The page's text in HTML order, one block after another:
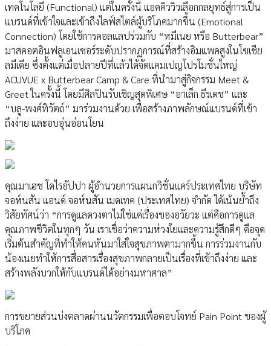
เทคโนโลยี (Functional) แต่ในครั้งนี้ แอคคิววิวเลือกกลยุทธ์สู่การเป็น
แบรนด์ที่เข้าใจและเข้าถึงไลฟ์สไตล์ผู้บริโภคมากขึ้น (Emotional
Connection) โดยใช้การคอลแลปร่วมกับ “หมีเนย หรือ Butterbear”
มาสคอตอินฟลูเอนเซอร์ระดับปรากฏการณ์ที่สร้างอิมแพคสูงในโซเชีย
ลมีเดีย ซึ่งตั้งแต่เมื่อปลายปีที่แล้วได้จัดแคมเปญโปรโมชั่นใหญ่
ACUVUE x Butterbear Camp & Care ที่นำมาสู่กิจกรรม Meet &
Greet ในครั้งนี้ โดยมีศิลปินรับเชิญสุดพิเศษ “อาเล็ก ธีรเดช” และ
“บลู-พงศ์ทิวัตถ์” มาร่วมงานด้วย เพื่อสร้างภาพลักษณ์แบรนด์ที่เข้า
ถึงง่าย และอบอุ่นอ่อนโยน
คุณมาเฮช โดไรอัปปา ผู้อำนวยการแผนกวิชั่นแคร์ประเทศไทย บริษัท
จอห์นสัน แอนด์ จอห์นสัน เมดเทค (ประเทศไทย) จำกัด ได้เน้นย้ำถึง
วิสัยทัศน์ว่า “การดูแลดวงตาไม่ใช่แค่เรื่องของอวัยวะ แต่คือการดูแล
คุณภาพชีวิตในทุกๆ วัน เราเชื่อว่าความห่วงใยและความรู้สึกดีๆ คือจุด
เริ่มต้นสำคัญที่ทำให้คนหันมาใส่ใจสุขภาพตามากขึ้น การร่วมงานกับ
น้องเนยทำให้การสื่อสารเรื่องสุขภาพกลายเป็นเรื่องที่เข้าถึงง่าย และ
สร้างพลังบวกให้กับแบรนด์ได้อย่างมหาศาล”
การขยายส่วนบ่งตลาดผ่านนวัตกรรมเพื่อตอบโจทย์ Pain Point ของผู้
บริโภค